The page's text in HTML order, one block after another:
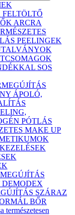
FELTÖLTŐ
ARCRA
PEELINGEK
SOS
ÁPOLÓ,
PÓTLÁS
MAKE UP
DEMODEX
SZÁRAZ
BŐR
természetesen